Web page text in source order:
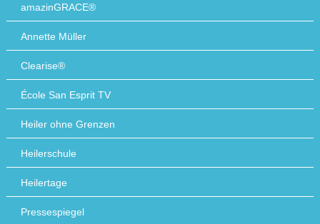
amazinGRACE®
Annette Müller
Clearise®
École San Esprit TV
Heiler ohne Grenzen
Heilerschule
Heilertage
Pressespiegel